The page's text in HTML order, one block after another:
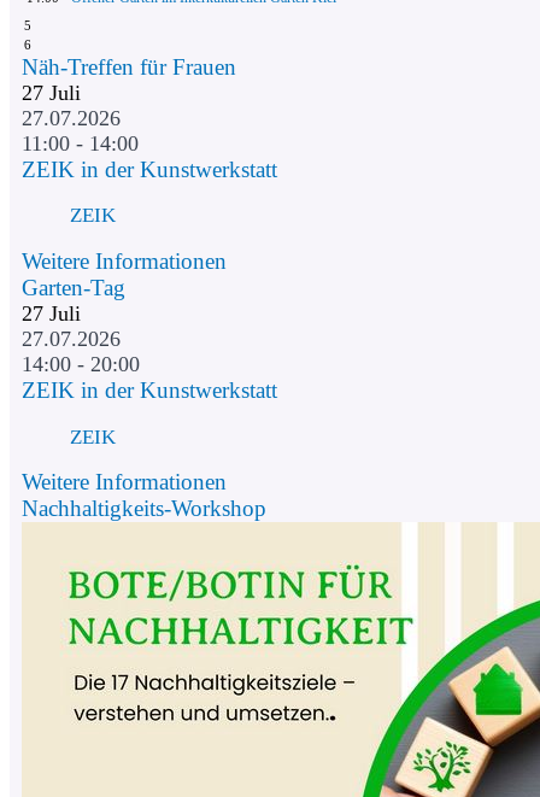
5
6
Näh-Treffen für Frauen
27 Juli
27.07.2026
11:00 - 14:00
ZEIK in der Kunstwerkstatt
ZEIK
Weitere Informationen
Garten-Tag
27 Juli
27.07.2026
14:00 - 20:00
ZEIK in der Kunstwerkstatt
ZEIK
Weitere Informationen
Nachhaltigkeits-Workshop